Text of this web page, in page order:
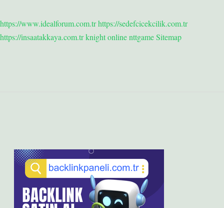
https://www.idealforum.com.trhttps://sedefcicekcilik.com.tr
https://insaatakkaya.com.trknight onlinenttgameSitemap